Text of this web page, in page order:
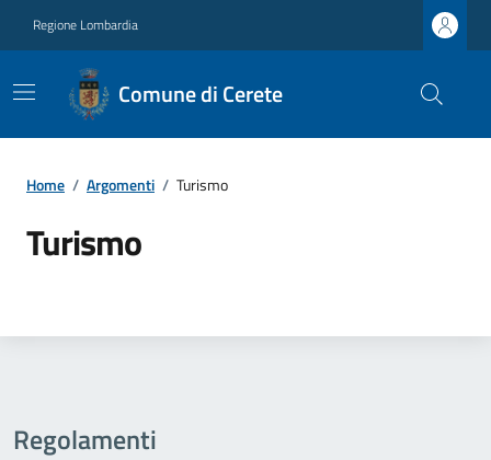
Regione Lombardia
Comune di Cerete
Home / Argomenti / Turismo
Turismo
Regolamenti